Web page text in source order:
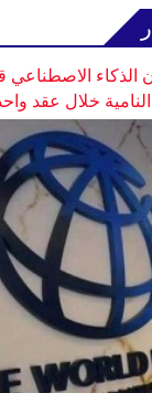
الذكاء
النامية خلال عقد